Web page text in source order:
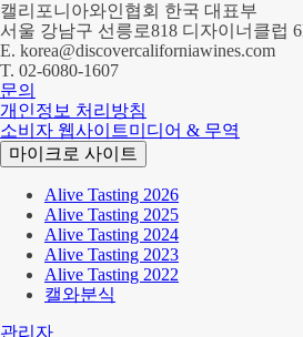
캘리포니아와인협회 한국 대표부
서울 강남구 선릉로818 디자이너클럽
E. korea@discovercaliforniawines.com
T. 02-6080-1607
문의
개인정보 처리방침
소비자 웹사이트미디어 & 무역
마이크로 사이트
Alive Tasting 2026
Alive Tasting 2025
Alive Tasting 2024
Alive Tasting 2023
Alive Tasting 2022
캘와분식
관리자